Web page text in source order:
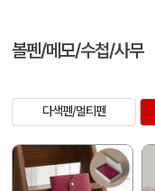
볼펜/메모/수첩/사무
다색펜/멀티펜